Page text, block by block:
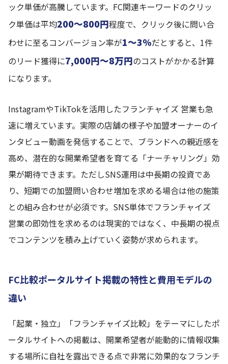
ック単価が高騰しています。FC関連キーワードのクリッ
ク単価は平均200〜800円程度で、クリック後に問い合
わせに至るコンバージョン率が1〜3%だとすると、1件
のリード獲得に7,000円〜8万円のコストがかかる計算
になります。
InstagramやTikTokを活用したフランチャイズ 営業も急
速に増えています。実際の店舗の様子や加盟オーナーのイ
ンタビュー動画を発信することで、ブランドへの親近感を
高め、潜在的な開業希望者を育てる「ナーチャリング」効
果が期待できます。ただしSNS運用は中長期の投資であ
り、短期での加盟問い合わせ増加を求める場合は他の施策
との組み合わせが必須です。SNS単体でフランチャイズ
営業の即効性を求めるのは現実的ではなく、中長期の視点
でコンテンツを積み上げていく姿勢が求められます。
FC比較ポータルサイト掲載の特性と費用モデルの
違い
「起業・独立」「フランチャイズ比較」をテーマにしたポ
ータルサイトへの掲載は、開業希望者が能動的に情報収集
する場所に自社を露出できる点で非常に効果的なフランチ